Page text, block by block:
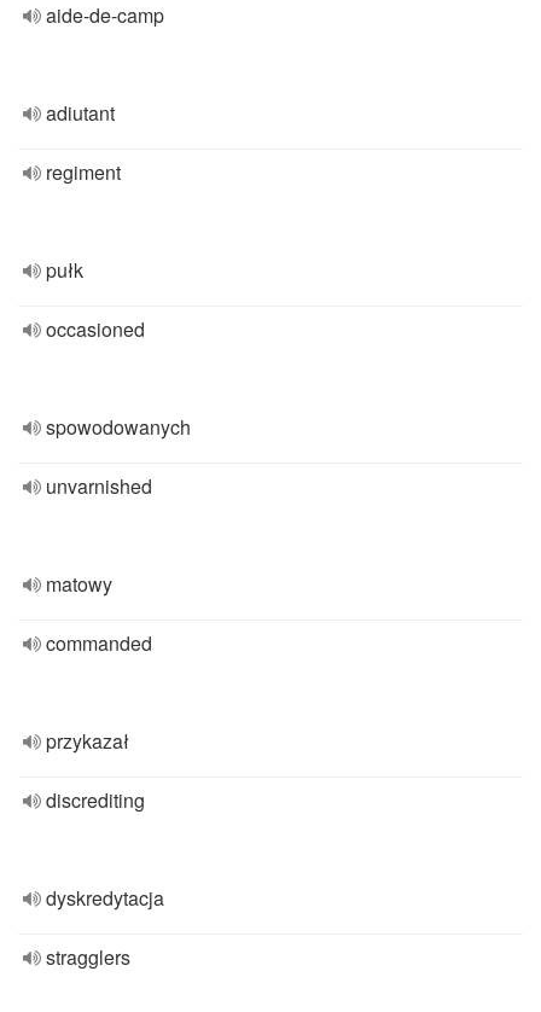
aide-de-camp
adiutant
regiment
pułk
occasioned
spowodowanych
unvarnished
matowy
commanded
przykazał
discrediting
dyskredytacja
stragglers